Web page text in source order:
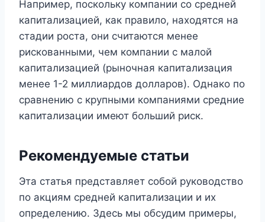
Например, поскольку компании со средней
капитализацией, как правило, находятся на
стадии роста, они считаются менее
рискованными, чем компании с малой
капитализацией (рыночная капитализация
менее 1-2 миллиардов долларов). Однако по
сравнению с крупными компаниями средние
капитализации имеют больший риск.
Рекомендуемые статьи
Эта статья представляет собой руководство
по акциям средней капитализации и их
определению. Здесь мы обсудим примеры,